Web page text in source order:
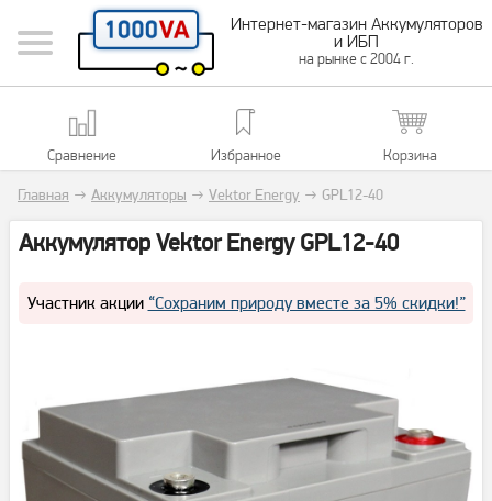
Интернет-магазин Аккумуляторов
и ИБП
на рынке с 2004 г.
Сравнение Избранное Корзина
Главная → Аккумуляторы → Vektor Energy → GPL12-40
Аккумулятор Vektor Energy GPL12-40
Участник акции “Сохраним природу вместе за 5% скидки!”